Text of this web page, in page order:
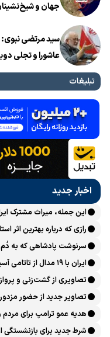
جهان و
سید مرتضی نبوی:
عاشورا و تجلی
تبلیغات
اخبار جدید
این جمله، میراث مشترک
رازی که درباره بهترین اثر
سرنوشت پادشاهی که به دُم
ایران با ۱۹ مدال از تاتامی آسیای میانه پایین آمد
تصاویری از گشت‌زنی و پرواز
تصاویر جدید از حضور
اوکراین
هدیه عمو ترامپ برای مردم
شرط جدید برای بازنشستگی